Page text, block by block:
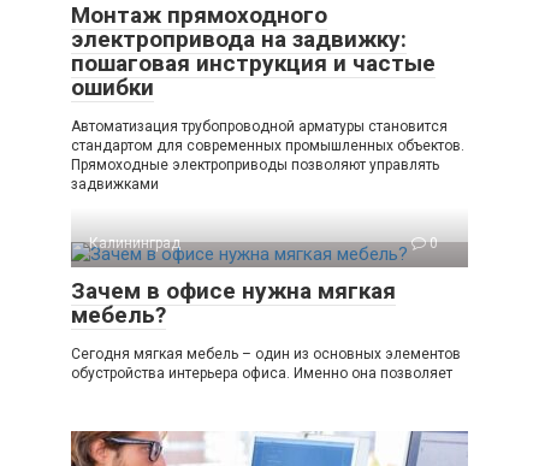
Монтаж прямоходного
электропривода на задвижку:
пошаговая инструкция и частые
ошибки
Автоматизация трубопроводной арматуры становится
стандартом для современных промышленных объектов.
Прямоходные электроприводы позволяют управлять
задвижками
Калининград 0
Зачем в офисе нужна мягкая
мебель?
Сегодня мягкая мебель – один из основных элементов
обустройства интерьера офиса. Именно она позволяет